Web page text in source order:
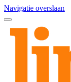
Navigatie overslaan